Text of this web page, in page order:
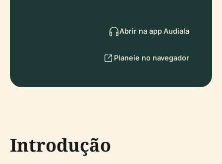
Abrir na app Audiala
Planeie no navegador
Introdução